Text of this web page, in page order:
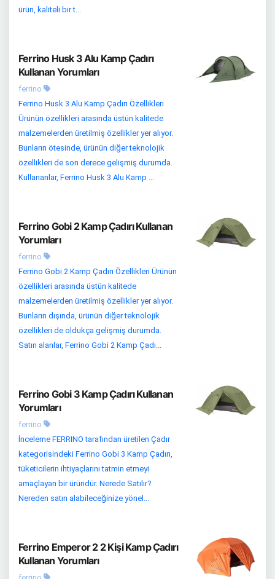
ürün, kaliteli bir t...
Ferrino Husk 3 Alu Kamp Çadırı
Kullanan Yorumları
ferrino
Ferrino Husk 3 Alu Kamp Çadırı Özellikleri
Ürünün özellikleri arasında üstün kalitede
malzemelerden üretilmiş özellikler yer alıyor.
Bunların ötesinde, ürünün diğer teknolojik
özellikleri de son derece gelişmiş durumda.
Kullananlar, Ferrino Husk 3 Alu Kamp ...
Ferrino Gobi 2 Kamp Çadırı Kullanan
Yorumları
ferrino
Ferrino Gobi 2 Kamp Çadırı Özellikleri Ürünün
özellikleri arasında üstün kalitede
malzemelerden üretilmiş özellikler yer alıyor.
Bunların dışında, ürünün diğer teknolojik
özellikleri de oldukça gelişmiş durumda.
Satın alanlar, Ferrino Gobi 2 Kamp Çadı...
Ferrino Gobi 3 Kamp Çadırı Kullanan
Yorumları
ferrino
İnceleme FERRINO tarafından üretilen Çadır
kategorisindeki Ferrino Gobi 3 Kamp Çadırı,
tüketicilerin ihtiyaçlarını tatmin etmeyi
amaçlayan bir üründür. Nerede Satılır?
Nereden satın alabileceğinize yönel...
Ferrino Emperor 2 2 Kişi Kamp Çadırı
Kullanan Yorumları